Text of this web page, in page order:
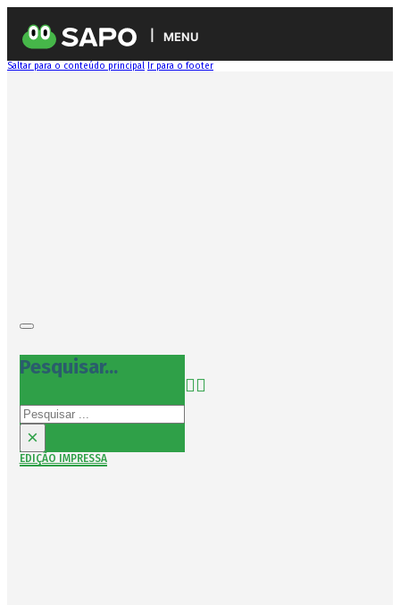
MENU
Saltar para o conteúdo principal Ir para o footer
Pesquisar...
Pesquisar
×
EDIÇÃO IMPRESSA